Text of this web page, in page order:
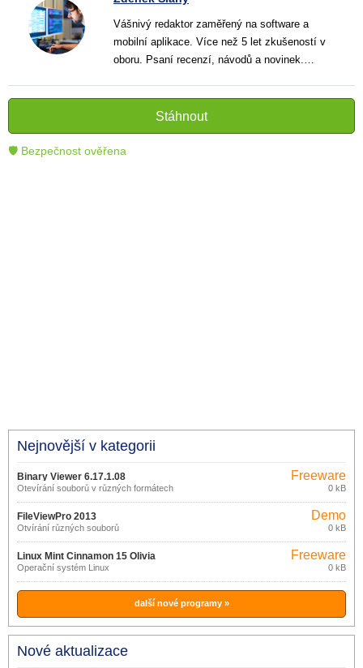
Vášnivý redaktor zaměřený na software a
mobilní aplikace. Více než 5 let zkušeností v
oboru. Psaní recenzí, návodů a novinek.
pomáhají čtenářům lépe porozumět a využít
moderní technologie.
Stáhnout
🛡 Bezpečnost ověřena
Nejnovější v kategorii
Binary Viewer 6.17.1.08
Otevírání souborů v různých formátech
Freeware
0 kB
FileViewPro 2013
Otvírání různých souborů
Demo
0 kB
Linux Mint Cinnamon 15 Olivia
Operační systém Linux
Freeware
0 kB
další nové programy »
Nové aktualizace